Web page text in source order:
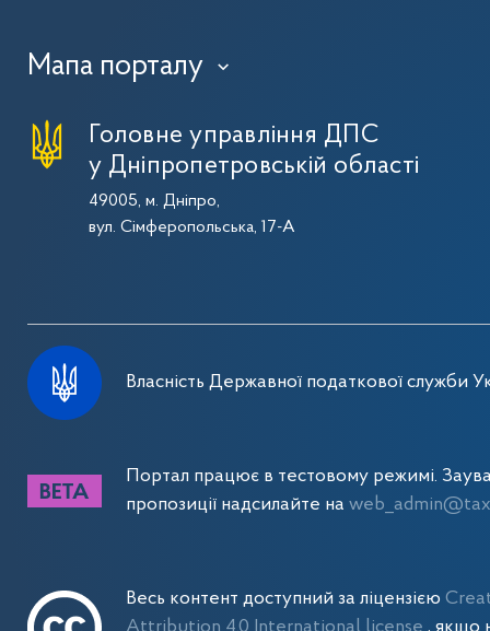
Мапа порталу ›
Головне управління ДПС
у Дніпропетровській області
49005, м. Дніпро,
вул. Сімферопольська, 17-А
Власність Державної податкової служби
Портал працює в тестовому режимі.
пропозиції надсилайте на
Весь контент доступний за ліцензією
Attribution 4.0 International license , якщо